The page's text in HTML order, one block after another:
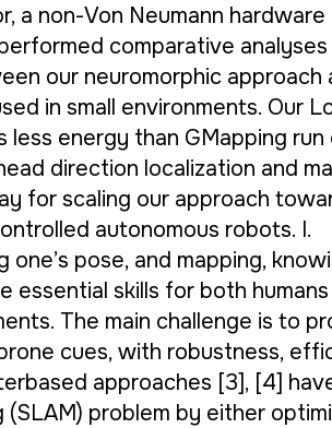
a non-Von Neumann
comparative
our neuromorphic approach
in small environments. Our
energy than GMapping run
direction localization and
for scaling our approach
autonomous robots. I.
pose, and mapping,
essential skills for both
The main challenge is to
cues, with robustness,
approaches [3], [4]
problem by either